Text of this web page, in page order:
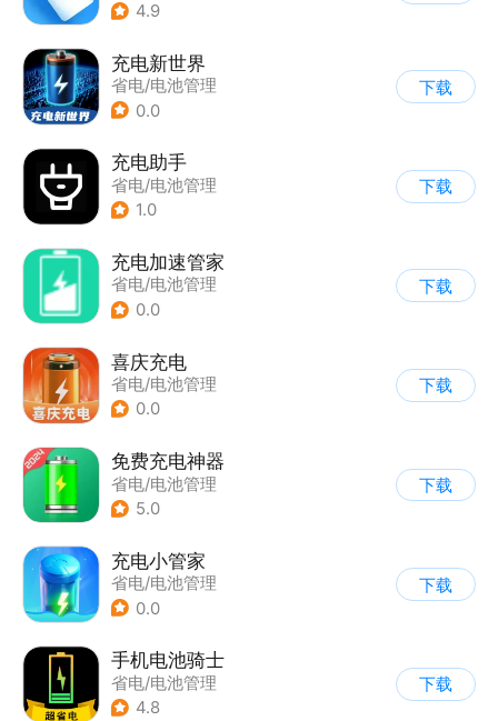
4.9
充电新世界
省电/电池管理
0.0
下载
充电助手
省电/电池管理
1.0
下载
充电加速管家
省电/电池管理
0.0
下载
喜庆充电
省电/电池管理
0.0
下载
免费充电神器
省电/电池管理
5.0
下载
充电小管家
省电/电池管理
0.0
下载
手机电池骑士
省电/电池管理
4.8
下载